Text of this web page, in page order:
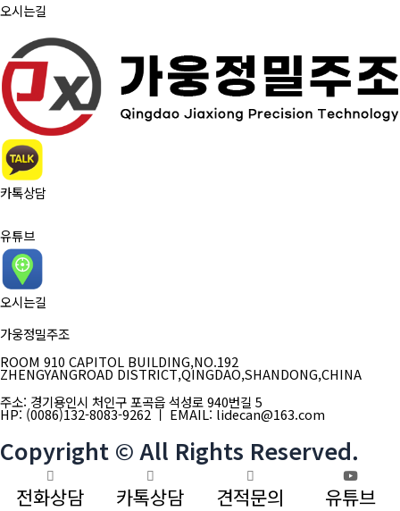
오시는길
카톡상담
유튜브
오시는길
가웅정밀주조
ROOM 910 CAPITOL BUILDING,NO.192
ZHENGYANGROAD DISTRICT,QINGDAO,SHANDONG,CHINA
주소: 경기용인시 처인구 포곡읍 석성로 940번길 5
HP: (0086)132-8083-9262 ㅣ EMAIL: lidecan@163.com
Copyright © All Rights Reserved.
전화상담 카톡상담 견적문의 유튜브